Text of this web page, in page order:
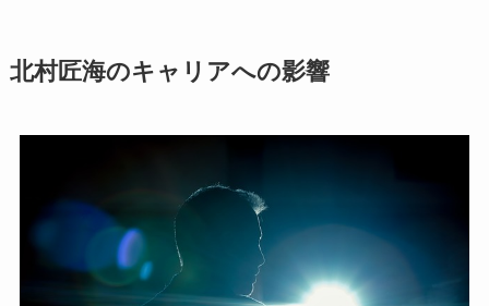
北村匠海のキャリアへの影響